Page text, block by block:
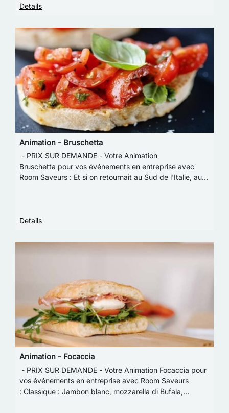
Details
Animation - Bruschetta
- PRIX SUR DEMANDE - Votre Animation
Bruschetta pour vos événements en entreprise avec
Room Saveurs : Et si on retournait au Sud de l'Italie, au
Details
Animation - Focaccia
- PRIX SUR DEMANDE - Votre Animation Focaccia pour
vos événements en entreprise avec Room Saveurs
: Classique : Jambon blanc, mozzarella di Bufala,